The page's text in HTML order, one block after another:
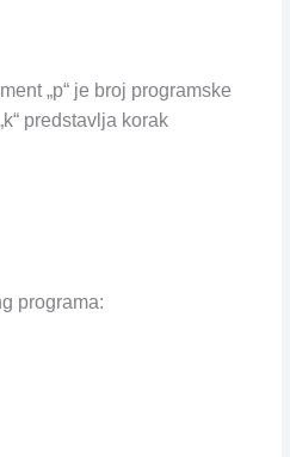
„p“ je broj programske
predstavlja korak
programa: